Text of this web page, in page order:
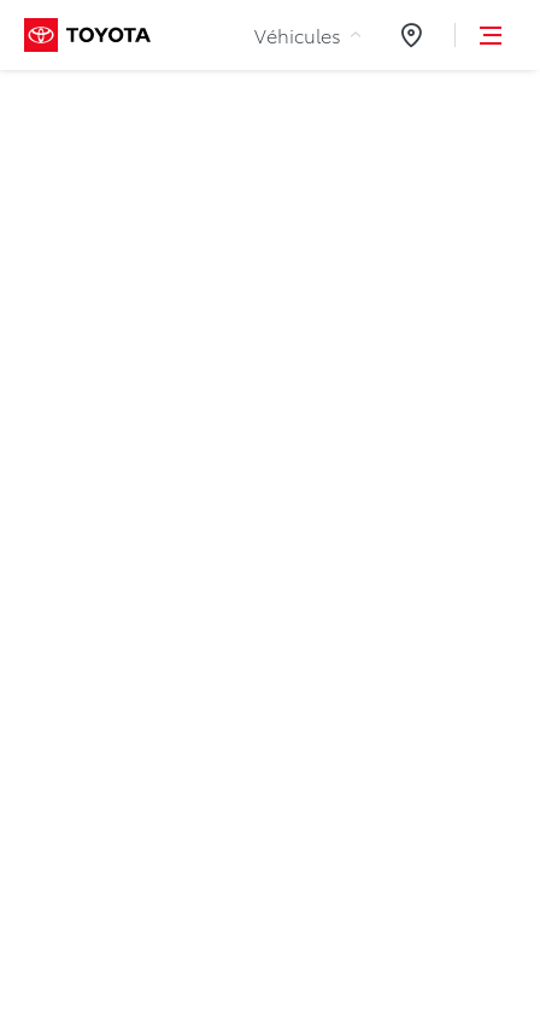
Aller au contenu
Véhicules